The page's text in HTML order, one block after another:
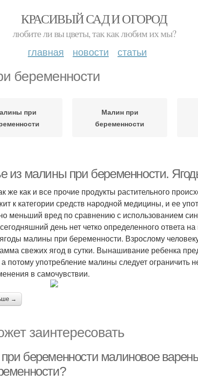
КРАСИВЫЙ САД И ОГОРОД
любите ли вы цветы, так как любим их мы?
главная новости статьи
беременности
при
Малин при
беременности
из малины при беременности.
же как и все прочие продукты растительного
к категории средств народной медицины, и ее
меньший вред по сравнению с использованием
день нет четко определенного ответа
малины при беременности. Взрослому
свежих ягод в сутки. Вынашивание ребенка
потому употребление малины следует ограничить
в самочувствии.
→
заинтересовать
беременности малиновое